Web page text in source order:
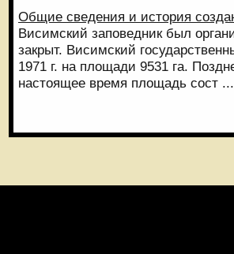
Общие сведения и история
Висимский заповедник был
закрыт. Висимский
1971 г. на площади 9531 га.
настоящее время площадь сост ...